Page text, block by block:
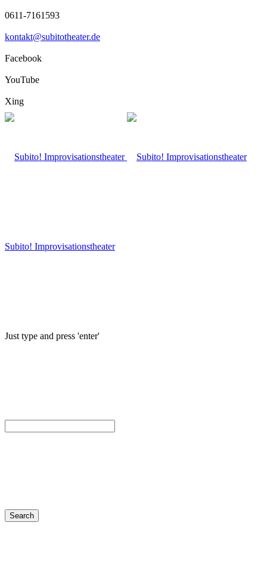
0611-7161593
kontakt@subitotheater.de
Facebook
YouTube
Xing
Subito! Improvisationstheater
Just type and press 'enter'